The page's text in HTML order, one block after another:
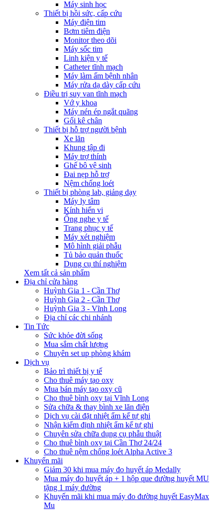
Máy sinh học
Thiết bị hồi sức, cấp cứu
Máy điện tim
Bơm tiêm điện
Monitor theo dõi
Máy sốc tim
Linh kiện y tế
Catheter tĩnh mạch
Máy làm ấm bệnh nhân
Máy rửa dạ dày cấp cứu
Điều trị suy van tĩnh mạch
Vớ y khoa
Máy nén ép ngắt quãng
Gối kê chân
Thiết bị hỗ trợ người bệnh
Xe lăn
Khung tập đi
Máy trợ thính
Ghế bô vệ sinh
Đai nẹp hỗ trợ
Nệm chống loét
Thiết bị phòng lab, giảng dạy
Máy ly tâm
Kính hiển vi
Ống nghe y tế
Trang phục y tế
Máy xét nghiệm
Mô hình giải phẫu
Tủ bảo quản thuốc
Dụng cụ thí nghiệm
Xem tất cả sản phẩm
Địa chỉ cửa hàng
Huỳnh Gia 1 - Cần Thơ
Huỳnh Gia 2 - Cần Thơ
Huỳnh Gia 3 - Vĩnh Long
Địa chỉ các chi nhánh
Tin Tức
Sức khỏe đời sống
Mua sắm chất lượng
Chuyên set up phòng khám
Dịch vụ
Bảo trì thiết bị y tế
Cho thuê máy tạo oxy
Mua bán máy tạo oxy cũ
Cho thuê bình oxy tại Vĩnh Long
Sửa chữa & thay bình xe lăn điện
Dịch vụ cài đặt nhiệt ẩm kế tự ghi
Nhận kiểm định nhiệt ẩm kế tự ghi
Chuyên sửa chữa dụng cụ phẫu thuật
Cho thuê bình oxy tại Cần Thơ 24/24
Cho thuê nệm chống loét Alpha Active 3
Khuyến mãi
Giảm 30 khi mua máy đo huyết áp Medally
Mua máy đo huyết áp + 1 hộp que đường huyết MU
tặng 1 máy đường
Khuyến mãi khi mua máy đo đường huyết EasyMax
Mu